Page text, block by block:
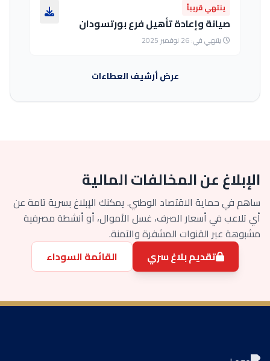
ينتهي قريباً
صيانة وإعادة تأهيل فرع بورتسودان
ينتهي في: 26 نوفمبر 2025
عرض أرشيف العطاءات
الإبلاغ عن المخالفات المالية
ساهم في حماية الاقتصاد الوطني. يمكنك الإبلاغ بسرية تامة عن
أي تلاعب في أسعار الصرف، غسل الأموال، أو أنشطة مصرفية
مشبوهة عبر القنوات المشفرة والآمنة.
تقديم بلاغ سري
القائمة السوداء